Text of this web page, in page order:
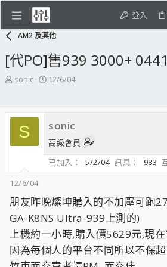
登入
AM2 及其他
[代PO]售939 3000+
主
起
人
sonic
開
期
12/6/04
S sonic
高級會員
已加入
5/2/04 訊息 983
12/6/04
朋友昨晚燦坤購入的不加壓可跑
GA-K8NS Ultra-939上測的)
上機約一小時,購入價5629元,現
因為每個人的平台不同所以不保超